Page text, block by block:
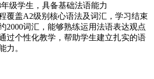
年级学生，具备基础法语能力
覆盖A2级别核心语法及词汇，学习结束
2000词汇，能够熟练运用法语表达观点
过个性化教学，帮助学生建立扎实的语
力。